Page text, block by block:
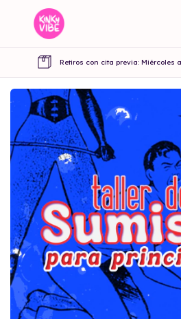
Retiros con cita previa: Miércoles